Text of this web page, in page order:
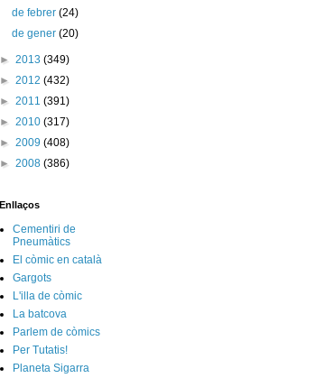
de febrer(24)
de gener(20)
► 2013 (349)
► 2012 (432)
► 2011 (391)
► 2010 (317)
► 2009 (408)
► 2008 (386)
Enllaços
Cementiri de
Pneumàtics
El còmic en català
Gargots
L'illa de còmic
La batcova
Parlem de còmics
Per Tutatis!
Planeta Sigarra